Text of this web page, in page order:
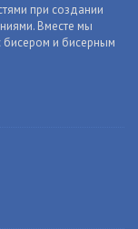
при создании
Вместе мы
и бисерным